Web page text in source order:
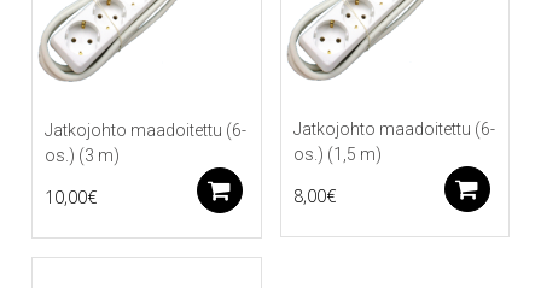
Jatkojohto maadoitettu (6-
os.) (3 m)
10,00€ Lisää ostoskoriin
Jatkojohto maadoitettu (6-
os.) (1,5 m)
8,00€